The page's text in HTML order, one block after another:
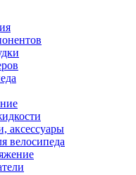
аксессуары
велосипеда